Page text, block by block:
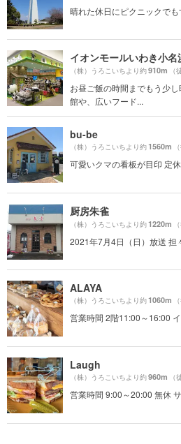
晴れた休日にピクニックで
イオンモールいわき小名
（株）うろこいちより約910m （
お昼ご飯の時間までもう少
館や、広いフード...
bu-be
（株）うろこいちより約1560m
可愛いクマの看板が目印 定
厨房朱雀
（株）うろこいちより約1220m
2021年7月4日（日）放送 担
ALAYA
（株）うろこいちより約1060m
営業時間 2階11:00～16:00
Laugh
（株）うろこいちより約960m （
営業時間 9:00～20:00 無休